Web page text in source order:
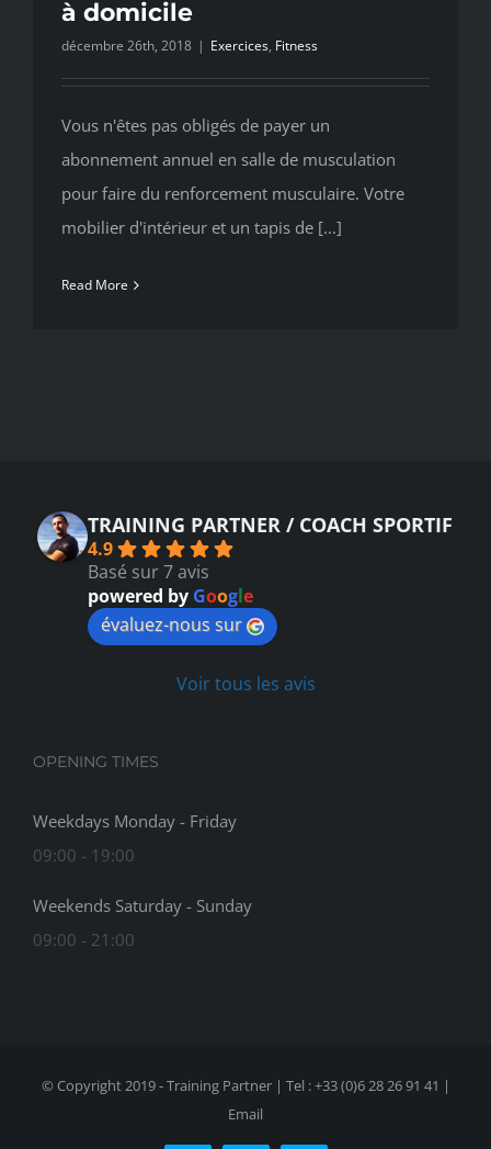
à domicile
décembre 26th, 2018 | Exercices, Fitness
Vous n'êtes pas obligés de payer un
abonnement annuel en salle de musculation
pour faire du renforcement musculaire. Votre
mobilier d'intérieur et un tapis de [...]
Read More
TRAINING PARTNER / COACH SPORTIF
4.9
Basé sur 7 avis
powered by Google
évaluez-nous sur
Voir tous les avis
OPENING TIMES
Weekdays Monday - Friday
09:00 - 19:00
Weekends Saturday - Sunday
09:00 - 21:00
© Copyright 2019 - Training Partner | Tel : +33 (0)6 28 26 91 41 |
Email